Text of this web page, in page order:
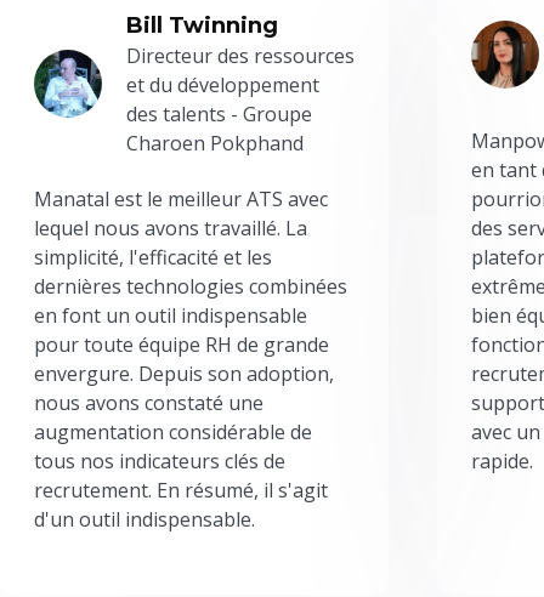
Bill Twinning
Directeur des ressources
et du développement
des talents - Groupe
Charoen Pokphand
Manatal est le meilleur ATS avec
lequel nous avons travaillé. La
simplicité, l'efficacité et les
dernières technologies combinées
en font un outil indispensable
pour toute équipe RH de grande
envergure. Depuis son adoption,
nous avons constaté une
augmentation considérable de
tous nos indicateurs clés de
recrutement. En résumé, il s'agit
d'un outil indispensable.
en tant
des
bien
avec
rapide.